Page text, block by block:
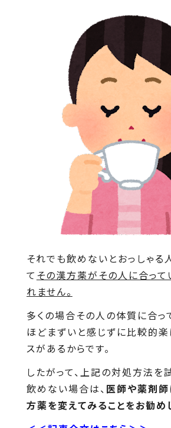
それでも飲めないとおっしゃる
て その漢方薬がその人に合って
れません。
多くの場合その人の体質に合っ
ほどまずいと感じずに比較的
スがあるからです。
したがって、上記の対処方法を
飲めない場合は、 医師や薬剤師
方薬を変えてみることをお勧め